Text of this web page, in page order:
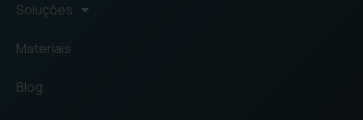
Soluções
Materiais
Blog